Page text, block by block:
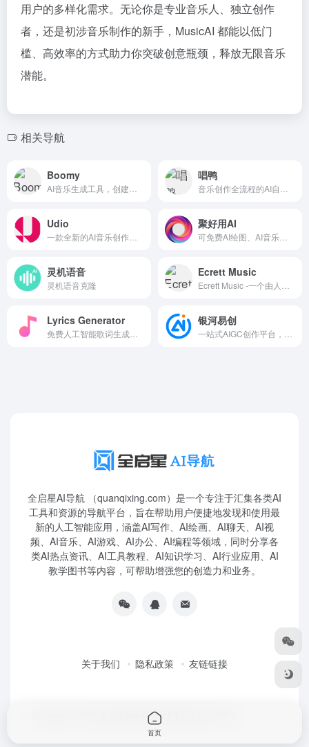
用户的多样化需求。无论你是专业音乐人、独立创作
者，还是初涉音乐制作的新手，MusicAI 都能以低门
槛、高效率的方式助力你突破创意瓶颈，释放无限音乐
潜能。
相关导航
Boomy 唱鸭
Udio 聚好用AI
灵机语音
灵机语音克隆
Ecrett Music
Lyrics Generator 银河易创
全启星AI导航 （quanqixing.com）是一个专注于汇集各类AI
工具和资源的导航平台，旨在帮助用户便捷地发现和使用最
新的人工智能应用，涵盖AI写作、AI绘画、AI聊天、AI视
频、AI音乐、AI游戏、AI办公、AI编程等领域，同时分享各
类AI热点资讯、AI工具教程、AI知识学习、AI行业应用、AI
教学图书等内容，可帮助增强您的创造力和业务。
关于我们 隐私政策 友链链接
全启星AI导航鲁ICP备2023010227号
首页